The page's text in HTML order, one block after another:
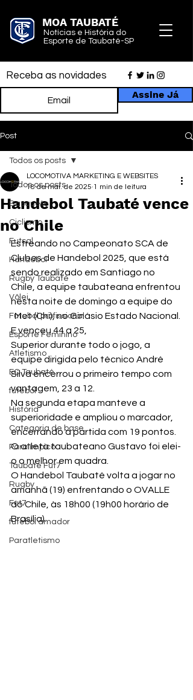
MOA TAUBATÉ
Notícias e História do
Esporte de Taubaté-SP
Receba as novidades
Assine Já
Post
Todos os posts
Basquete
Ciclismo
Futsal
Handebol
Rugby Taubaté
Vôlei
Futebol profissional
Esporte Feminino
Atletismo
EC Taubaté
futebol
História
Categoria de base
Paralímpico
Taubaté Fut7
Rugby
Fut7
futebol amador
Paratletismo
Todos os posts
Handebol Taubaté vence
no Chile
LOCOMOTIVA MARKETING E WEBSITES
18 de mai. de 2025 1 min de leitura
Estreando no Campeonato SCA de
Clubes de Handebol 2025, que está
sendo realizado em Santiago no
Chile, a equipe taubateana enfrentou
nesta noite de domingo a equipe do
Met (Chi), no Ginásio Estado Nacional.
E venceu 44 a 25,
Superior durante todo o jogo, a
equipe dirigida pelo técnico André
Silva encerrou o primeiro tempo com
vantagem, 23 a 12.
Na segunda etapa manteve a
superioridade e ampliou o marcador,
encerrando a partida com 19 pontos.
O atleta taubateano Gustavo foi elei-
o o melhor em quadra.
O Handebol Taubaté volta a jogar no
amanhã (19) enfrentando o OVALLE
do Chile, às 18h00 (19h00 horário de
Brasília).